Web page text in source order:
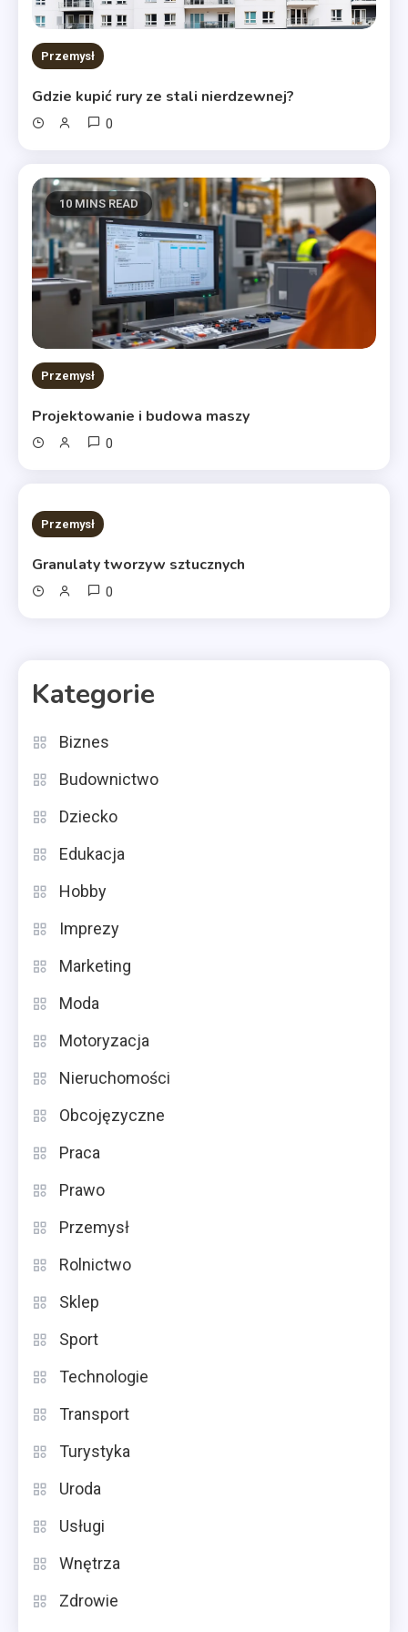
Przemysł
Gdzie kupić rury ze stali nierdzewnej?
0
10 MINS READ
Przemysł
Projektowanie i budowa maszy
0
11 MINS READ
Przemysł
Granulaty tworzyw sztucznych
0
Kategorie
Biznes
Budownictwo
Dziecko
Edukacja
Hobby
Imprezy
Marketing
Moda
Motoryzacja
Nieruchomości
Obcojęzyczne
Praca
Prawo
Przemysł
Rolnictwo
Sklep
Sport
Technologie
Transport
Turystyka
Uroda
Usługi
Wnętrza
Zdrowie